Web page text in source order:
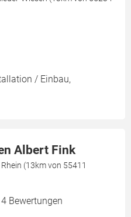
/ Einbau,
Albert Fink
(13km von 55411
Bewertungen